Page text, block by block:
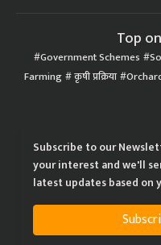
Top
Government Schemes
Farming कृषी प्रक्रिया
Subscribe to our
your interest and we'll
latest updates based on